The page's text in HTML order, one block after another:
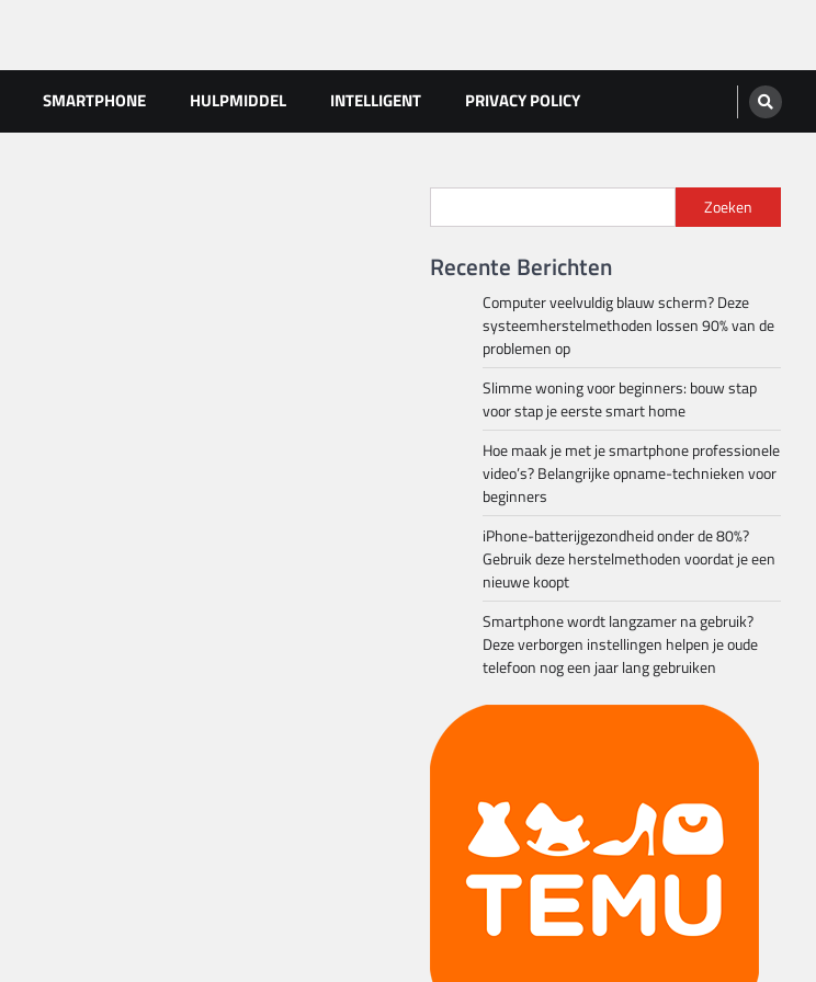
SMARTPHONE HULPMIDDEL INTELLIGENT PRIVACY POLICY
Zoeken
Recente Berichten
Computer veelvuldig blauw scherm? Deze
systeemherstelmethoden lossen 90% van de
problemen op
Slimme woning voor beginners: bouw stap
voor stap je eerste smart home
Hoe maak je met je smartphone professionele
video’s? Belangrijke opname-technieken voor
beginners
iPhone-batterijgezondheid onder de 80%?
Gebruik deze herstelmethoden voordat je een
nieuwe koopt
Smartphone wordt langzamer na gebruik?
Deze verborgen instellingen helpen je oude
telefoon nog een jaar lang gebruiken